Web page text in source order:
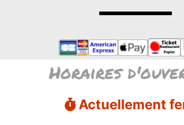
Horaires
Actuellement